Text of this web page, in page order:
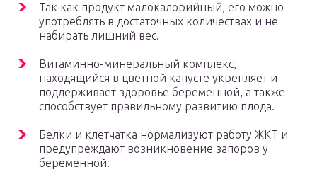
Так как продукт малокалорийный, его можно
употреблять в достаточных количествах и не
набирать лишний вес.
Витаминно-минеральный комплекс,
находящийся в цветной капусте укрепляет и
поддерживает здоровье беременной, а также
способствует правильному развитию плода.
Белки и клетчатка нормализуют работу ЖКТ и
предупреждают возникновение запоров у
беременной.